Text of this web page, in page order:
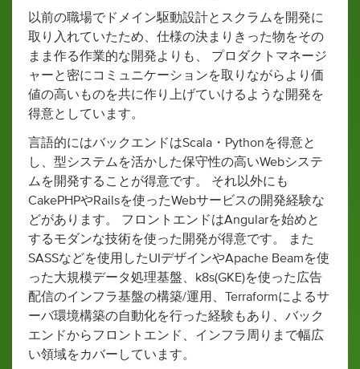
以前の職場でドメイン駆動設計とスクラムを開発に
取り入れていたため、仕様の決まりきった物をその
まま作る作業的な開発よりも、 プロダクトマネージ
ャーと密にコミュニケーションを取りながらより価
値の高いものを共に作り上げていけるような開発を
得意としています。
言語的にはバックエンドはScala・Pythonを得意と
し、型システムを活かした保守性の高いWebシステ
ムを開発することが得意です。 それ以外にも
CakePHPやRailsを使ったWebサービスの開発経験な
どがあります。 フロントエンドはAngularを始めと
するモダンな技術を使った開発が得意です。 また
SASSなどを使用したUIデザインやApache Beamを使
った大規模データ処理基盤、k8s(GKE)を使った広告
配信のインフラ基盤の構築/運用、Terraformによるサ
ーバ環境構築の自動化を行った経験もあり、バック
エンドからフロントエンド、インフラ周りまで幅広
い領域をカバーしています。